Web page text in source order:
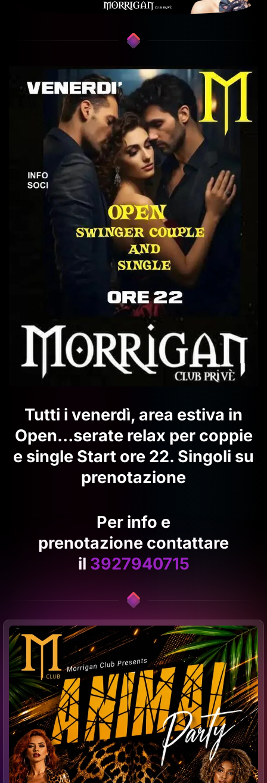
Tutti i venerdì, area estiva in
Open…serate relax per coppie
e single Start ore 22. Singoli su
prenotazione
Per info e
prenotazione contattare
il 3927940715